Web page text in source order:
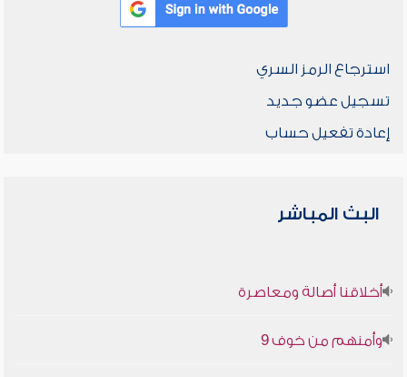
استرجاع الرمز السري
تسجيل عضو جديد
إعادة تفعيل حساب
البث المباشر
أخلاقنا أصالة ومعاصرة
وأمنهم من خوف 9